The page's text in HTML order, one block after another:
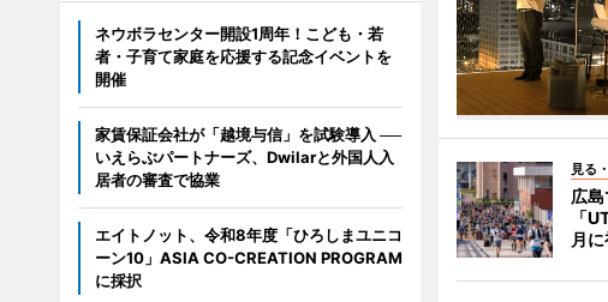
見る
広
「
月
ネウボラセンター開設1周年！こども・若
者・子育て家庭を応援する記念イベントを
開催
家賃保証会社が「越境与信」を試験導入 ──
いえらぶパートナーズ、Dwilarと外国人入
居者の審査で協業
エイトノット、令和8年度「ひろしまユニコ
ーン10」ASIA CO-CREATION PROGRAM
に採択